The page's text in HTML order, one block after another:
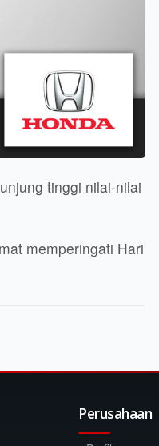
tinggi nilai-nilai
memperingati Hari
Perusahaan